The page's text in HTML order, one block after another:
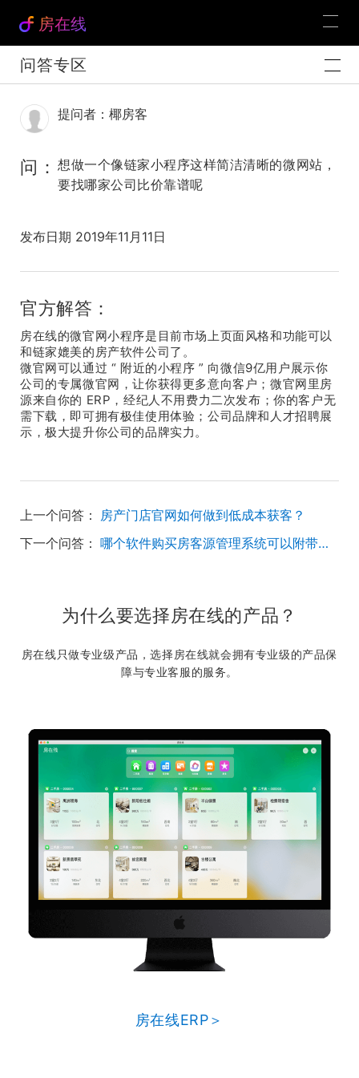
房在线
问答专区
提问者：椰房客
问： 想做一个像链家小程序这样简洁清晰的微网站，
要找哪家公司比价靠谱呢
发布日期 2019年11月11日
官方解答：
房在线的微官网小程序是目前市场上页面风格和功能可以
和链家媲美的房产软件公司了。
微官网可以通过 “ 附近的小程序 ” 向微信9亿用户展示你
公司的专属微官网，让你获得更多意向客户；微官网里房
源来自你的 ERP，经纪人不用费力二次发布；你的客户无
需下载，即可拥有极佳使用体验；公司品牌和人才招聘展
示，极大提升你公司的品牌实力。
上一个问答： 房产门店官网如何做到低成本获客？
下一个问答：
哪个软件购买房客源管理系统可以附带中介官网的，想要做一下网路推广
为什么要选择房在线的产品？
房在线只做专业级产品，选择房在线就会拥有专业级的产品保
障与专业客服的服务。
房在线ERP＞